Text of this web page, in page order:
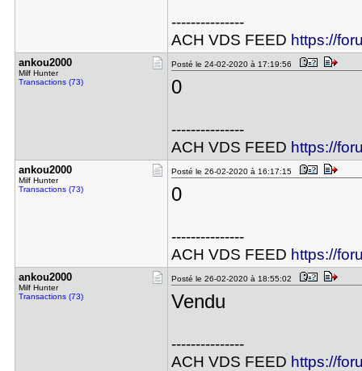
---------------
ACH VDS FEED https://
ankou2000
Milf Hunter
Transactions (73)
Posté le 24-02-2020 à 17:19:56
0
---------------
ACH VDS FEED https://
ankou2000
Milf Hunter
Transactions (73)
Posté le 26-02-2020 à 16:17:15
0
---------------
ACH VDS FEED https://
ankou2000
Milf Hunter
Transactions (73)
Posté le 26-02-2020 à 18:55:02
Vendu
---------------
ACH VDS FEED https://